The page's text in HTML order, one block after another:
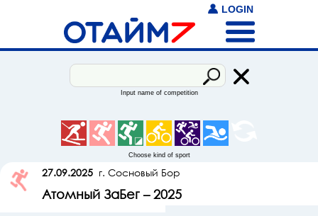
LOGIN
Input name of competition
Choose kind of sport
27.09.2025г. Сосновый Бор
Атомный ЗаБег – 2025